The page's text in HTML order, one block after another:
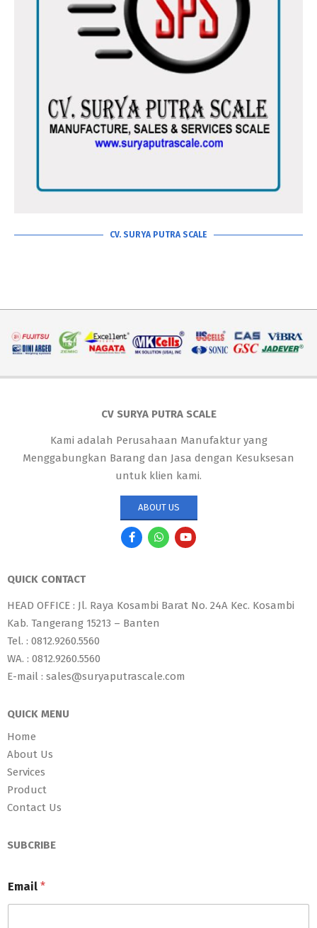
CV. SURYA PUTRA SCALE
CV SURYA PUTRA SCALE
Kami adalah Perusahaan Manufaktur yang
Menggabungkan Barang dan Jasa dengan Kesuksesan
untuk klien kami.
ABOUT US
QUICK CONTACT
HEAD OFFICE : Jl. Raya Kosambi Barat No. 24A Kec. Kosambi
Kab. Tangerang 15213 – Banten
Tel. : 0812.9260.5560
WA. : 0812.9260.5560
E-mail : sales@suryaputrascale.com
QUICK MENU
Home
About Us
Services
Product
Contact Us
SUBCRIBE
Email *